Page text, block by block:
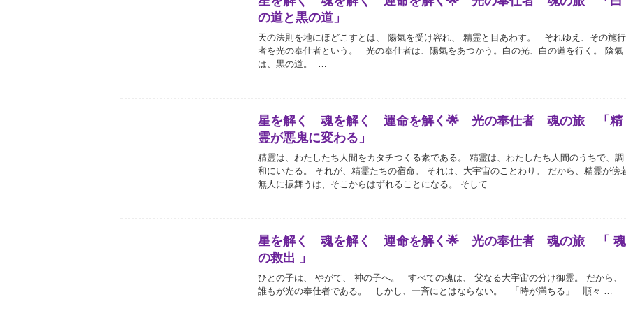
の道と黒の道」
天の法則を地にほどこすとは、 陽氣を受け容れ、 精霊と目あわす。 それゆえ、その施行
者を光の奉仕者という。 光の奉仕者は、陽氣をあつかう。白の光、白の道を行く。 陰氣
は、黒の道。 …
星を解く 魂を解く 運命を解く🌟 光の奉仕者 魂の旅 「精
霊が悪鬼に変わる」
精霊は、わたしたち人間をカタチつくる素である。 精霊は、わたしたち人間のうちで、調
和にいたる。 それが、精霊たちの宿命。 それは、大宇宙のことわり。 だから、精霊が傍
無人に振舞うは、そこからはずれることになる。 そして…
星を解く 魂を解く 運命を解く🌟 光の奉仕者 魂の旅 「 魂
の救出 」
ひとの子は、 やがて、 神の子へ。 すべての魂は、 父なる大宇宙の分け御霊。 だから、
誰もが光の奉仕者である。 しかし、一斉にとはならない。 「時が満ちる」 順々 …